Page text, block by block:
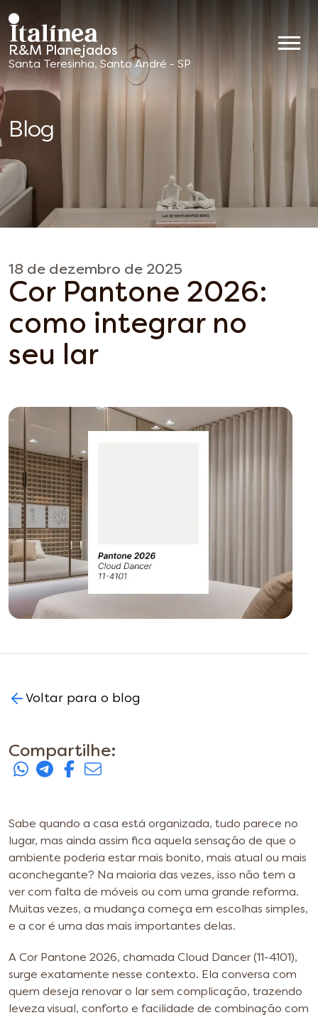
R&M Planejados
Móveis
Planejados
Santa Teresinha, Santo André - SP
Blog
18 de dezembro de 2025
Cor Pantone 2026:
como integrar no
seu lar
Voltar para o blog
Compartilhe:
Sabe quando a casa está organizada, tudo parece no
lugar, mas ainda assim fica aquela sensação de que o
ambiente poderia estar mais bonito, mais atual ou mais
aconchegante? Na maioria das vezes, isso não tem a
ver com falta de móveis ou com uma grande reforma.
Muitas vezes, a mudança começa em escolhas simples,
e a cor é uma das mais importantes delas.
A Cor Pantone 2026, chamada Cloud Dancer (11-4101),
surge exatamente nesse contexto. Ela conversa com
quem deseja renovar o lar sem complicação, trazendo
leveza visual, conforto e facilidade de combinação com